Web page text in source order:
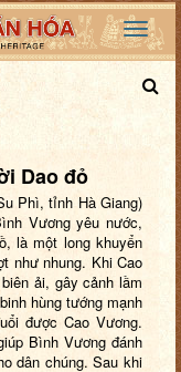
Dao đỏ
Phì, tỉnh Hà Giang)
Vương yêu nước,
là một long khuyển
như nhung. Khi Cao
ải, gây cảnh lầm
hùng tướng mạnh
được Cao Vương.
Bình Vương đánh
dân chúng. Sau khi